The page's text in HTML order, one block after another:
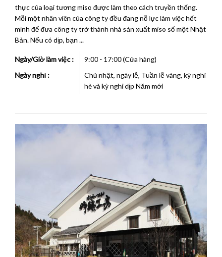
thực của loại tương miso được làm theo cách truyền thống.
Mỗi một nhân viên của công ty đều đang nỗ lực làm việc hết
mình để đưa công ty trở thành nhà sản xuất miso số một Nhật
Bản. Nếu có dịp, bạn ...
Ngày/Giờ làm việc :
9:00 - 17:00 (Cửa hàng)
Ngày nghỉ :
Chủ nhật, ngày lễ, Tuần lễ vàng, kỳ nghỉ
hè và kỳ nghỉ dịp Năm mới